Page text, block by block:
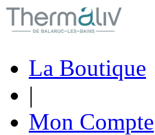
La Boutique
|
Mon Compte